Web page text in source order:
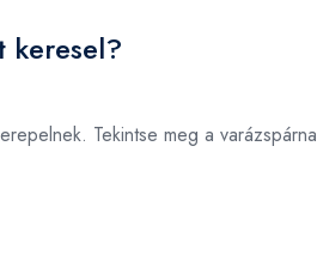
keresel?
Tekintse meg a varázspárna